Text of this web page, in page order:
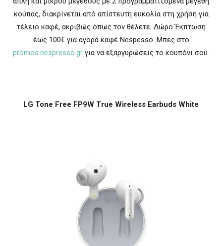
κούπας, διακρίνεται από απίστευτη ευκολία στη χρήση για
τέλειο καφέ, ακριβώς όπως τον θέλετε. Δώρο Έκπτωση
έως 100€ για αγορά καφέ Nespesso. Μπες στο
promos.nespresso.gr για να εξαργυρώσεις το κουπόνι σου.
LG Tone Free FP9W True Wireless Earbuds White